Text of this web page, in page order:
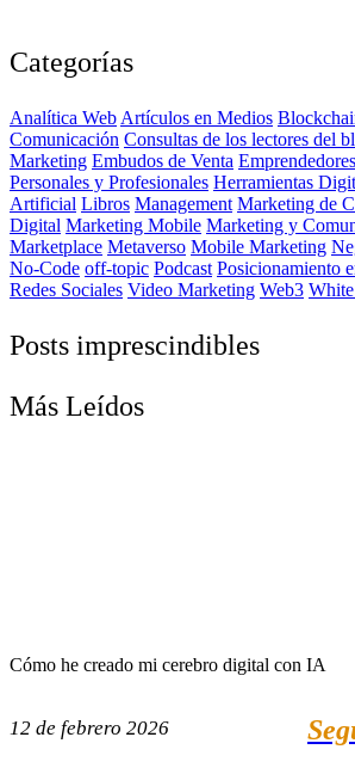
Categorías
Analítica WebArtículos en Medios
Comunicación Consultas de los lectores del
Marketing Embudos de Venta Emprendedores
Personales y Profesionales Herramientas
Artificial Libros Management Marketing de
Digital Marketing Mobile Marketing y
Marketplace Metaverso Mobile Marketing
No-Code off-topic Podcast Posicionamiento
Redes Sociales Video Marketing Web3
Posts imprescindibles
Más Leídos
Cómo he creado mi cerebro digital con IA
12 de febrero 2026